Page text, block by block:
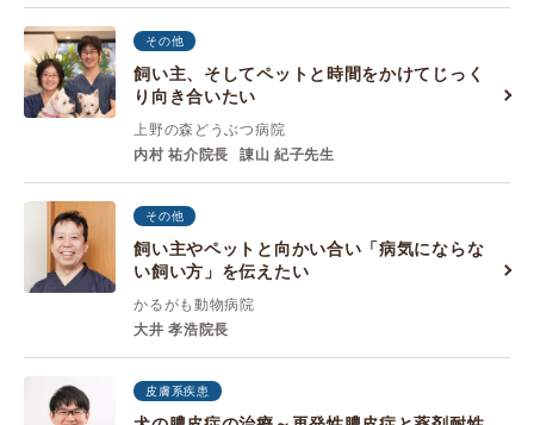
その他
飼い主、そしてペットと時間をかけてじっく
り向き合いたい
上野の森どうぶつ病院
内村 祐介院長
諌山 紀子先生
その他
飼い主やペットと向かい合い「病気にならな
い飼い方」を伝えたい
かるがも動物病院
大井 孝浩院長
皮膚系疾患